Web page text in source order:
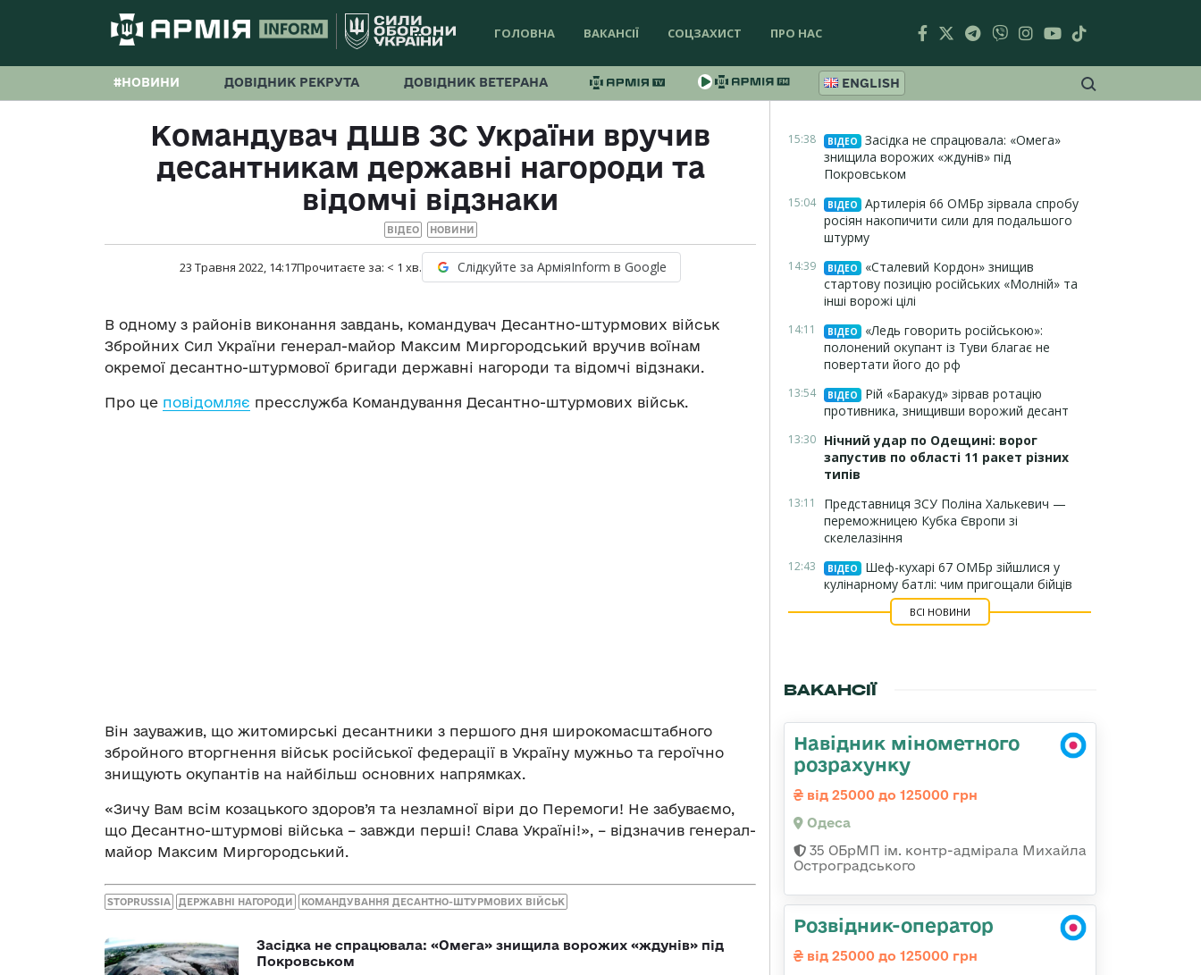
ГОЛОВНА ВАКАНСІЇ СОЦЗАХИСТ ПРО НАС
#НОВИНИ ДОВІДНИК РЕКРУТА ДОВІДНИК ВЕТЕРАНА ENGLISH
Командувач ДШВ ЗС України вручив
десантникам державні нагороди та
відомчі відзнаки
ВІДЕО НОВИНИ
23 Травня 2022, 14:17Прочитаєте за: < 1 хв. Слідкуйте за АрміяInform в Google
В одному з районів виконання завдань, командувач Десантно-штурмових військ
Збройних Сил України генерал-майор Максим Миргородський вручив воїнам
окремої десантно-штурмової бригади державні нагороди та відомчі відзнаки.
Про це повідомляє пресслужба Командування Десантно-штурмових військ.
Він зауважив, що житомирські десантники з першого дня широкомасштабного
збройного вторгнення військ російської федерації в Україну мужньо та героїчно
знищують окупантів на найбільш основних напрямках.
«Зичу Вам всім козацького здоров’я та незламної віри до Перемоги! Не забуваємо,
що Десантно-штурмові війська – завжди перші! Слава Україні!», – відзначив генерал-
майор Максим Миргородський.
STOPRUSSIA ДЕРЖАВНІ НАГОРОДИ КОМАНДУВАННЯ ДЕСАНТНО-ШТУРМОВИХ ВІЙСЬК
Засідка не спрацювала: «Омега» знищила ворожих «ждунів» під
Покровськом
15:38 ВІДЕО
Засідка не спрацювала: «Омега»
знищила ворожих «ждунів» під
Покровськом
15:04 ВІДЕО
Артилерія 66 ОМБр зірвала спробу
росіян накопичити сили для подальшого
штурму
14:39 ВІДЕО
«Сталевий Кордон» знищив
стартову позицію російських «Молній» та
інші ворожі цілі
14:11 ВІДЕО
«Ледь говорить російською»:
полонений окупант із Туви благає не
повертати його до рф
13:54 ВІДЕО
Рій «Баракуд» зірвав ротацію
противника, знищивши ворожий десант
13:30 Нічний удар по Одещині: ворог
запустив по області 11 ракет різних
типів
13:11
Представниця ЗСУ Поліна Халькевич —
переможницею Кубка Європи зі
скелелазіння
12:43 ВІДЕО
Шеф-кухарі 67 ОМБр зійшлися у
кулінарному батлі: чим пригощали бійців
ВСІ НОВИНИ
ВАКАНСІЇ
Навідник мінометного
розрахунку
від 25000 до 125000 грн
Одеса
35 ОБрМП ім. контр-адмірала Михайла
Остроградського
Розвідник-оператор
від 25000 до 125000 грн